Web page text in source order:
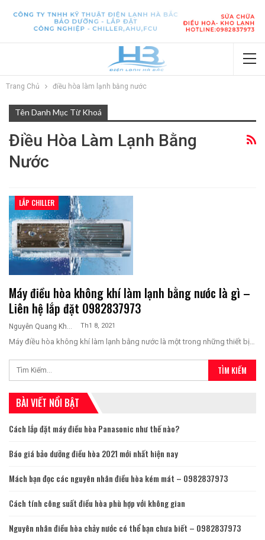
Trang Chủ điều hòa làm lạnh bằng nước
Tên Danh Mục Từ Khoá
Điều Hòa Làm Lạnh Bằng
Nước
LẮP CHILLER
Máy điều hòa không khí làm lạnh bằng nước là gì –
Liên hệ lắp đặt 0982837973
Nguyễn Quang Khương Th1 8, 2021
Máy điều hòa không khí làm lạnh bằng nước là một trong những thiết bị…
BÀI VIẾT NỔI BẬT
Cách lắp đặt máy điều hòa Panasonic như thế nào?
Báo giá bảo dưỡng điều hòa 2021 mới nhất hiện nay
Mách bạn đọc các nguyên nhân điều hòa kém mát – 0982837973
Cách tính công suất điều hòa phù hợp với không gian
Nguyên nhân điều hòa chảy nước có thể bạn chưa biết – 0982837973